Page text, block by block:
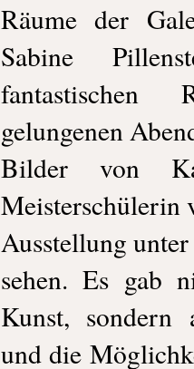
Räume der
Sabine
gelungenen
Bilder von
Meisterschülerin
Ausstellung
sehen. Es gab
Kunst, sondern
und die